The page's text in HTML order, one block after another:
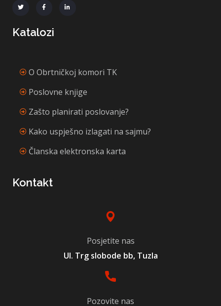
Katalozi
O Obrtničkoj komori TK
Poslovne knjige
Zašto planirati poslovanje?
Kako uspješno izlagati na sajmu?
Članska elektronska karta
Kontakt
Posjetite nas
Ul. Trg slobode bb, Tuzla
Pozovite nas